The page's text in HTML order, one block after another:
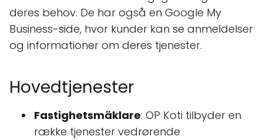
deres behov. De har også en Google My
Business-side, hvor kunder kan se anmeldelser
og informationer om deres tjenester.
Hovedtjenester
Fastighetsmäklare: OP Koti tilbyder en
række tjenester vedrørende